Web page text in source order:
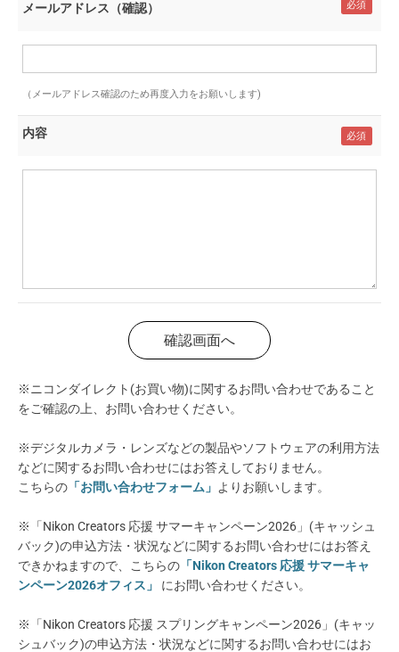
メールアドレス（確認）
（メールアドレス確認のため再度入力をお願いします)
内容
※ニコンダイレクト(お買い物)に関するお問い合わせであること
をご確認の上、お問い合わせください。
※デジタルカメラ・レンズなどの製品やソフトウェアの利用方法
などに関するお問い合わせにはお答えしておりません。
こちらの 「お問い合わせフォーム」 よりお願いします。
※「Nikon Creators 応援 サマーキャンペーン2026」(キャッシュ
バック)の申込方法・状況などに関するお問い合わせにはお答え
できかねますので、こちらの 「Nikon Creators 応援 サマーキャ
ンペーン2026オフィス」
にお問い合わせください。
※「Nikon Creators 応援 スプリングキャンペーン2026」(キャッ
シュバック)の申込方法・状況などに関するお問い合わせにはお